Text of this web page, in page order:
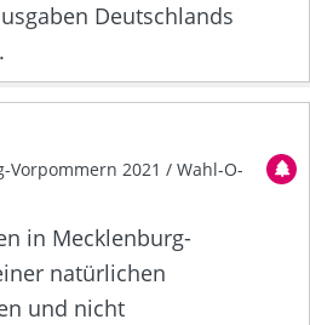
Deutschlands
Vorpommern 2021 / Wahl-O-
in Mecklenburg-
natürlichen
und nicht